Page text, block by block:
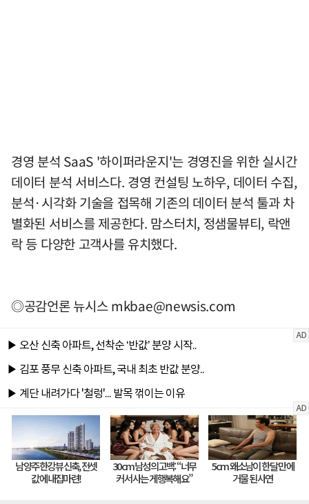
경영 분석 SaaS '하이퍼라운지'는 경영진을 위한 실시간
데이터 분석 서비스다. 경영 컨설팅 노하우, 데이터 수집,
분석·시각화 기술을 접목해 기존의 데이터 분석 툴과 차
별화된 서비스를 제공한다. 맘스터치, 정샘물뷰티, 락앤
락 등 다양한 고객사를 유치했다.
◎공감언론 뉴시스mkbae@newsis.com